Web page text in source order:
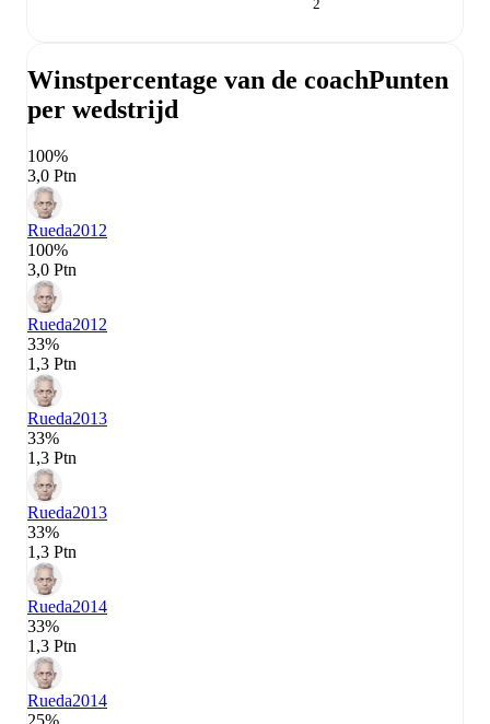
2
Winstpercentage van de coachPunten
per wedstrijd
100%
3,0 Ptn
Rueda2012
100%
3,0 Ptn
Rueda2012
33%
1,3 Ptn
Rueda2013
33%
1,3 Ptn
Rueda2013
33%
1,3 Ptn
Rueda2014
33%
1,3 Ptn
Rueda2014